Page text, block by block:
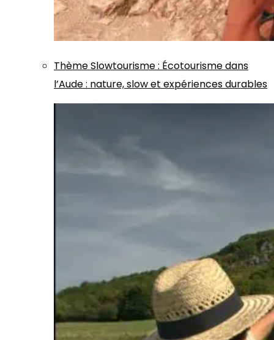
ThèmeSlowtourisme: Écotourisme dans
l’Aude : nature, slow et expériences durables